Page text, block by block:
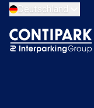
Deutschland